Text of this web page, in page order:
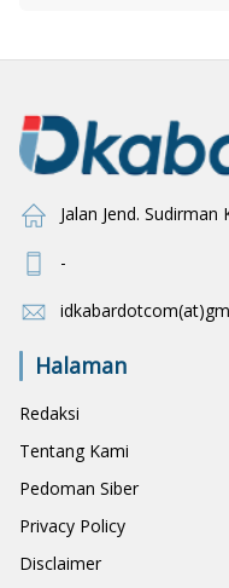
Jalan Jend.
-
Halaman
Redaksi
Tentang Kami
Pedoman Siber
Privacy Policy
Disclaimer